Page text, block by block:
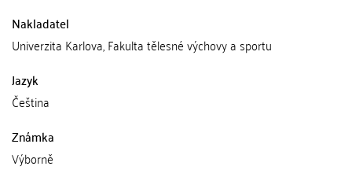
Nakladatel
Univerzita Karlova, Fakulta tělesné výchovy a sportu
Jazyk
Čeština
Známka
Výborně